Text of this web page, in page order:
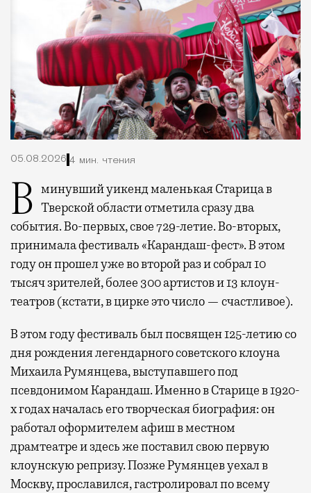
05.08.2026 4 мин. чтения
В минувший уикенд маленькая Старица в Тверской области отметила сразу два
события. Во-первых, свое 729-летие. Во-вторых,
принимала фестиваль «Карандаш-фест». В этом
году он прошел уже во второй раз и собрал 10
тысяч зрителей, более 300 артистов и 13 клоун-
театров (кстати, в цирке это число — счастливое).
В этом году фестиваль был посвящен 125-летию со
дня рождения легендарного советского клоуна
Михаила Румянцева, выступавшего под
псевдонимом Карандаш. Именно в Старице в 1920-
х годах началась его творческая биография: он
работал оформителем афиш в местном
драмтеатре и здесь же поставил свою первую
клоунскую репризу. Позже Румянцев уехал в
Москву, прославился, гастролировал по всему